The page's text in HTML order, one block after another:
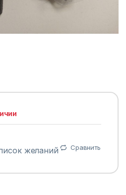
желаний Сравнить